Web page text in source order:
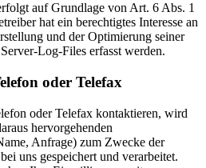
auf Grundlage von Art. 6 Abs. 1
hat ein berechtigtes Interesse an
und der Optimierung seiner
Log-Files erfasst werden.
oder Telefax
oder Telefax kontaktieren, wird
hervorgehenden
Anfrage) zum Zwecke der
uns gespeichert und verarbeitet.